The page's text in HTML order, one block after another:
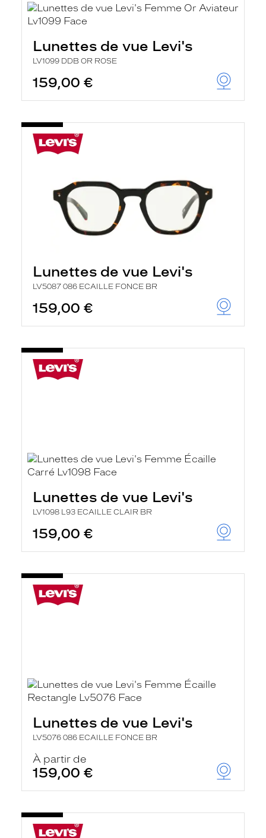
Lunettes de vue Levi's
LV1099 DDB OR ROSE
159,00 €
Lunettes de vue Levi's
LV5087 086 ECAILLE FONCE BR
159,00 €
Lunettes de vue Levi's
LV1098 L93 ECAILLE CLAIR BR
159,00 €
Lunettes de vue Levi's
LV5076 086 ECAILLE FONCE BR
À partir de
159,00 €